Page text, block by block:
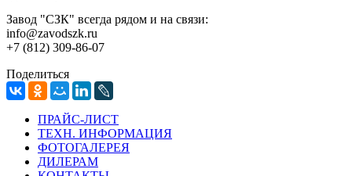
Завод "СЗК" всегда рядом и на связи:
info@zavodszk.ru
+7 (812) 309-86-07
Поделиться
ПРАЙС-ЛИСТ
ТЕХН. ИНФОРМАЦИЯ
ФОТОГАЛЕРЕЯ
ДИЛЕРАМ